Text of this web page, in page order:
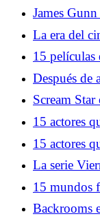
fingieron
James
Superman y
La era del
del triunfo
15 películas
hicieron ver
Después de
Warfare 4
Scream Star
sobre el
15 actores
15 actores
en el set
La serie
arreglar la
15 mundos
realidad no
Backrooms